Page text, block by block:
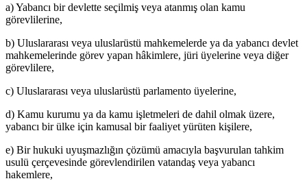
a) Yabancı bir devlette seçilmiş veya atanmış olan kamu
görevlilerine,
b) Uluslararası veya uluslarüstü mahkemelerde ya da yabancı devlet
mahkemelerinde görev yapan hâkimlere, jüri üyelerine veya diğer
görevlilere,
c) Uluslararası veya uluslarüstü parlamento üyelerine,
d) Kamu kurumu ya da kamu işletmeleri de dahil olmak üzere,
yabancı bir ülke için kamusal bir faaliyet yürüten kişilere,
e) Bir hukuki uyuşmazlığın çözümü amacıyla başvurulan tahkim
usulü çerçevesinde görevlendirilen vatandaş veya yabancı
hakemlere,